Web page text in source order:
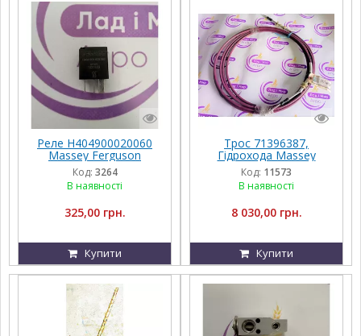
Реле H404900020060
Massey Ferguson
Код: 3264
В наявності
325,00 грн.
Купити
Трос 71396387,
Гідрохода Massey
Ferguson 9690
Код: 11573
В наявності
8 030,00 грн.
Купити